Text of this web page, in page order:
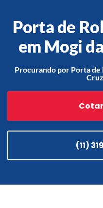
Porta de
em Mogi
Procurando por Porta de
(11)